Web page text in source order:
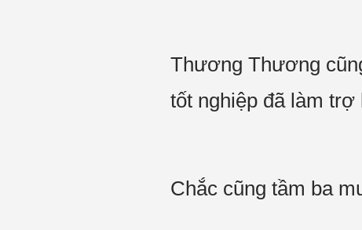
Thương Thương
tốt nghiệp đã làm
Chắc cũng tầm ba